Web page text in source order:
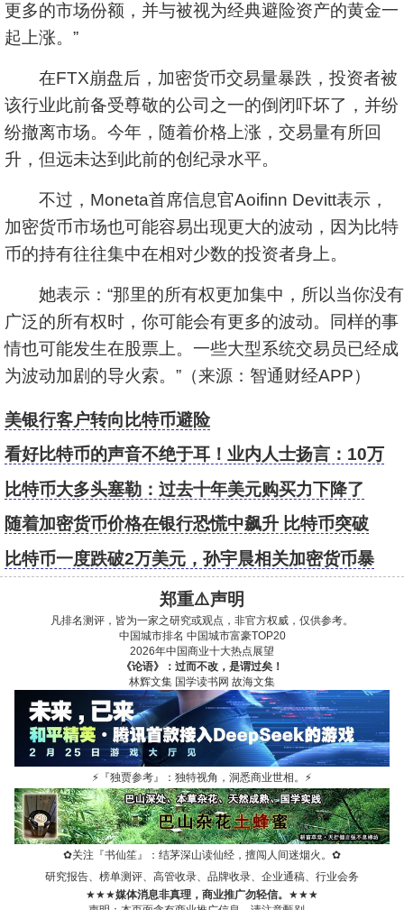
更多的市场份额，并与被视为经典避险资产的黄金一
起上涨。”
在FTX崩盘后，加密货币交易量暴跌，投资者被
该行业此前备受尊敬的公司之一的倒闭吓坏了，并纷
纷撤离市场。今年，随着价格上涨，交易量有所回
升，但远未达到此前的创纪录水平。
不过，Moneta首席信息官Aoifinn Devitt表示，
加密货币市场也可能容易出现更大的波动，因为比特
币的持有往往集中在相对少数的投资者身上。
她表示：“那里的所有权更加集中，所以当你没有
广泛的所有权时，你可能会有更多的波动。同样的事
情也可能发生在股票上。一些大型系统交易员已经成
为波动加剧的导火索。”（来源：智通财经APP）
美银行客户转向比特币避险
看好比特币的声音不绝于耳！业内人士扬言：10万
美元不是梦
比特币大多头塞勒：过去十年美元购买力下降了
99.88%，相对于比特币而言
随着加密货币价格在银行恐慌中飙升 比特币突破
24000美元
比特币一度跌破2万美元，孙宇晨相关加密货币暴
郑重⚠️声明
凡排名测评，皆为一家之研究或观点，非官方权威，仅供参考。
中国城市排名 中国城市富豪TOP20
2026年中国商业十大热点展望
《论语》：过而不改，是谓过矣！
林辉文集 国学读书网 故海文集
⚡ 『独贾参考』：独特视角，洞悉商业世相。 ⚡
✿关注『书仙笙』：结茅深山读仙经，擅闯人间迷烟火。 ✿
研究报告、榜单测评、高管收录、品牌收录、企业通稿、行业会务
★★★媒体消息非真理，商业推广勿轻信。 ★★★